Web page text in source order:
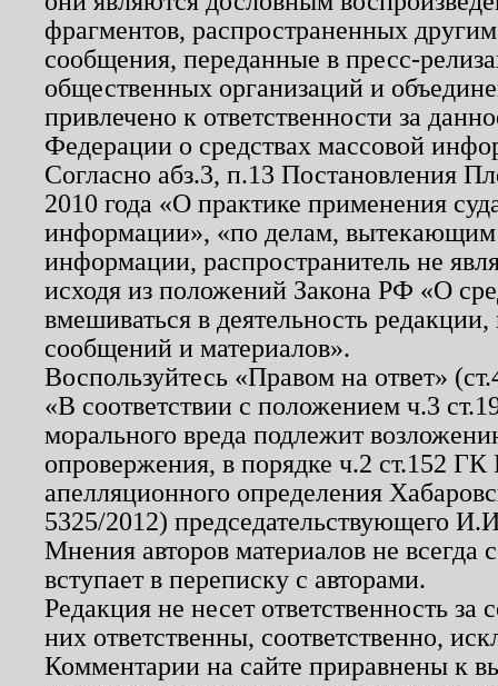
фрагментов, распространенных
сообщения, переданные в пресс-
общественных организаций и
привлечено к ответственности за
Федерации о средствах массовой
Согласно абз.3, п.13 Постановления
2010 года «О практике применения
информации», «по делам, вытекающим
информации, распространитель не
исходя из положений Закона РФ «О
вмешиваться в деятельность
сообщений и материалов».
Воспользуйтесь «Правом на ответ»
«В соответствии с положением ч.3
морального вреда подлежит
опровержения, в порядке ч.2 ст.152
апелляционного определения
5325/2012) председательствующего
Мнения авторов материалов не
вступает в переписку с авторами.
Редакция не несет ответственность
них ответственны, соответственно,
Комментарии на сайте приравнены к